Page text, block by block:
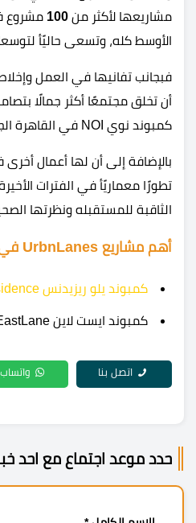
مشاريعها لأكثر من 100 مشروع
الأوسط كله، وتسعى حاليًأ
فبجانب تفانيها في العمل
أن تخلق مجتمعًا أكثر جمالًا
كمبوند نوي NOI في القاهرة الجديدة.
بالإضافة إلى أن لها أعمال
تطورًا معماريًأ في الفترات
الثاقبة للمستقبله ونظرتها
أهم مشاريع UrbnLanes في مصر
كمبوند يلو ريزيدنس Yellow Residence.
كمبوند ايست لاين EastLane.
اتصل بنا واتساب
حدد موعد اجتماع مع احد